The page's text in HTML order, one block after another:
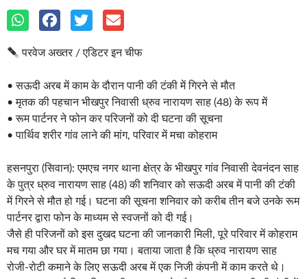
परवेज अख्तर / एडिटर इन चीफ
• सऊदी अरब में काम के दौरान पानी की टंकी में गिरने से मौत
• मृतक की पहचान भीखपुर निवासी ध्रुव नारायण साह (48) के रूप में
• रूम पार्टनर ने फोन कर परिजनों को दी घटना की सूचना
• पार्थिव शरीर गांव लाने की मांग, परिवार में मचा कोहराम
हसनपुरा (सिवान): एमएच नगर थाना क्षेत्र के भीखपुर गांव निवासी देवनंदन साह
के पुत्र ध्रुव नारायण साह (48) की शनिवार को सऊदी अरब में पानी की टंकी
में गिरने से मौत हो गई। घटना की सूचना शनिवार को करीब तीन बजे उनके रूम
पार्टनर द्वारा फोन के माध्यम से स्वजनों को दी गई।
जैसे ही परिजनों को इस दुखद घटना की जानकारी मिली, पूरे परिवार में कोहराम
मच गया और घर में मातम छा गया। बताया जाता है कि ध्रुव नारायण साह
रोजी-रोटी कमाने के लिए सऊदी अरब में एक निजी कंपनी में काम करते थे।